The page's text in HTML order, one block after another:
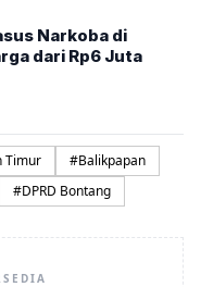
Narkoba di
dari Rp6 Juta
Timur #Balikpapan
#DPRD Bontang